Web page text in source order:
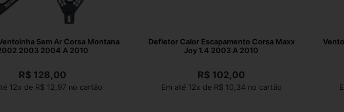
Sem Ar Corsa Montana
2003 2004 A 2010
R$ 128,00
12x de R$ 12,97 no cartão
Defletor Calor Escapamento Corsa Maxx
Joy 1.4 2003 A 2010
R$ 102,00
Em até 12x de R$ 10,34 no cartão